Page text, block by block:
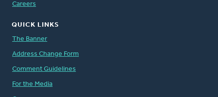
Careers
QUICK LINKS
The Banner
Address Change Form
Comment Guidelines
For the Media